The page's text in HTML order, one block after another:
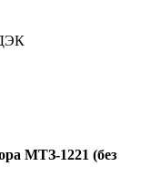
МТЗ-1221 (без